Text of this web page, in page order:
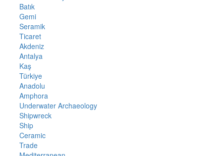
Batık
Gemi
Seramik
Ticaret
Akdeniz
Antalya
Kaş
Türkiye
Anadolu
Amphora
Underwater Archaeology
Shipwreck
Ship
Ceramic
Trade